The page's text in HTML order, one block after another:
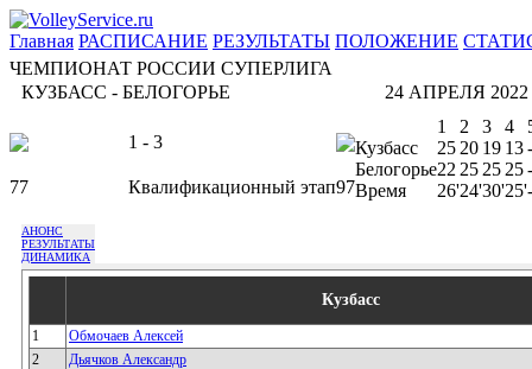
Главная РАСПИСАНИЕ РЕЗУЛЬТАТЫ ПОЛОЖЕНИЕ
ЧЕМПИОНАТ РОССИИ СУПЕРЛИГА
КУЗБАСС - БЕЛОГОРЬЕ
24 АПРЕЛЯ 2022
1 - 3
77 Квалификационный этап97
1 2 3 4
Кузбасс
25 20 19 13-
Белогорье22 25 25 25-
Время
26'24'30'25'-
АНОНС
РЕЗУЛЬТАТЫ
ДИНАМИКА
Кузбасс
1
Обмочаев Алексей
2
Дьячков Александр